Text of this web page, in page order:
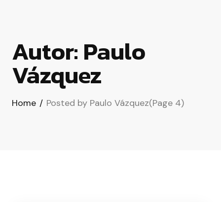
Autor:Paulo
Vázquez
Home / Posted by Paulo Vázquez(Page 4)